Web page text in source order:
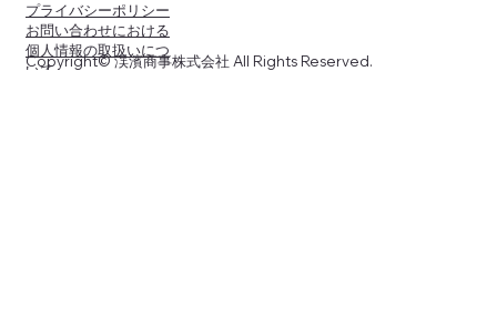
プライバシーポリシー
お問い合わせにおける
個人情報の取扱いにつ
いて
Copyright© 渓濱商事株式会社 All Rights Reserved.